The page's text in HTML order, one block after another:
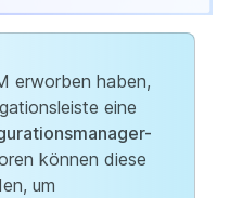
erworben haben,
eine
können diese
um